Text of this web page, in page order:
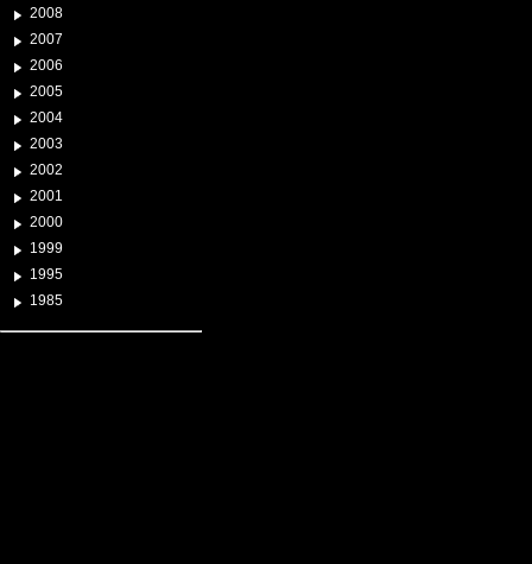
2008
2007
2006
2005
2004
2003
2002
2001
2000
1999
1995
1985